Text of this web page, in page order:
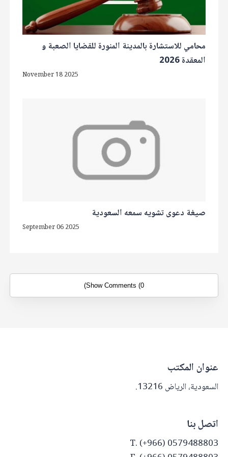
محامي للاستشارة بالمدينة المنورة للقضايا الصعبة و
المعقدة 2026
November 18 2025
صيغة دعوى تشويه سمعه السعودية
September 06 2025
Show Comments (0)
عنوان المكتب
السعودية، الرياض 13216.
اتصل بنا
T. (+966) 0579488803